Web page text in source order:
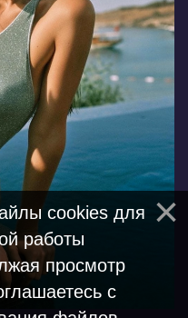
cookies для
работы
просмотр
с